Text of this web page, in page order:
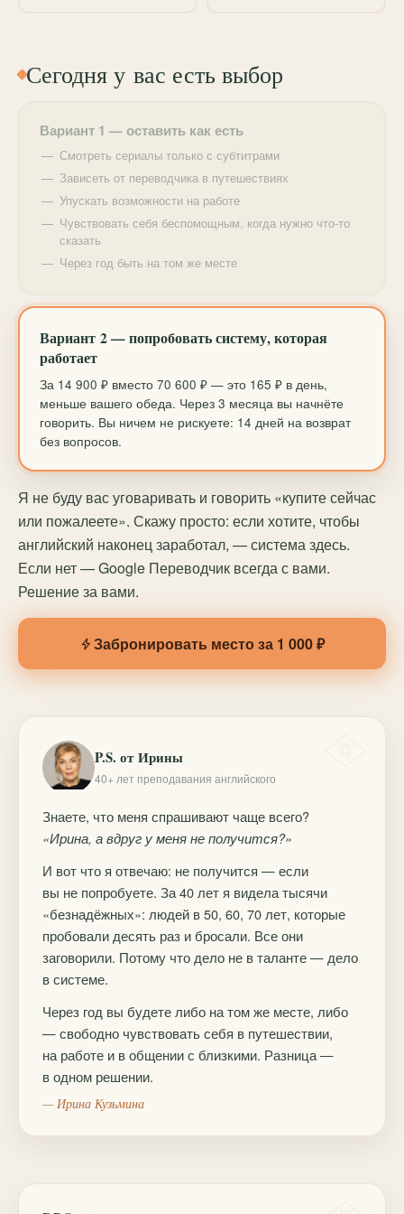
Сегодня у вас есть выбор
Вариант 1 — оставить как есть
Смотреть сериалы только с субтитрами
Зависеть от переводчика в путешествиях
Упускать возможности на работе
Чувствовать себя беспомощным, когда нужно что-то
сказать
Через год быть на том же месте
Вариант 2 — попробовать систему, которая
работает
За 14 900 ₽ вместо 70 600 ₽ — это 165 ₽ в день,
меньше вашего обеда. Через 3 месяца вы начнёте
говорить. Вы ничем не рискуете: 14 дней на возврат
без вопросов.
Я не буду вас уговаривать и говорить «купите сейчас
или пожалеете». Скажу просто: если хотите, чтобы
английский наконец заработал, — система здесь.
Если нет — Google Переводчик всегда с вами.
Решение за вами.
Забронировать место за 1 000 ₽
P.S. от Ирины
40+ лет преподавания английского
Знаете, что меня спрашивают чаще всего?
«Ирина, а вдруг у меня не получится?»
И вот что я отвечаю: не получится — если
вы не попробуете. За 40 лет я видела тысячи
«безнадёжных»: людей в 50, 60, 70 лет, которые
пробовали десять раз и бросали. Все они
заговорили. Потому что дело не в таланте — дело
в системе.
Через год вы будете либо на том же месте, либо
— свободно чувствовать себя в путешествии,
на работе и в общении с близкими. Разница —
в одном решении.
— Ирина Кузьмина